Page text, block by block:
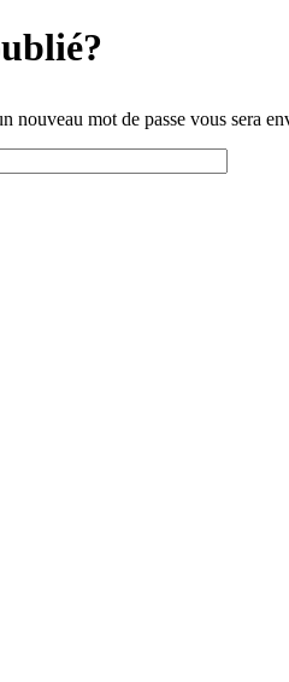
nouveau mot de passe vous sera